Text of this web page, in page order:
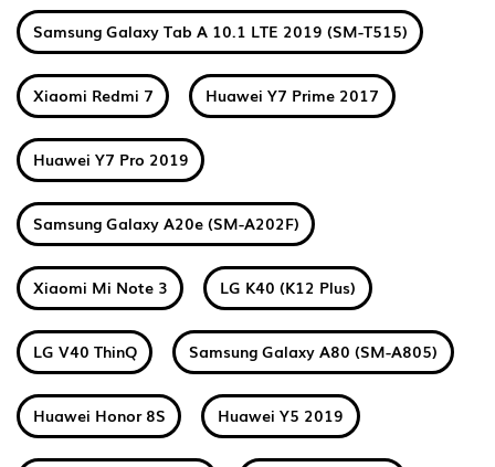
Samsung Galaxy Tab A 10.1 LTE 2019 (SM-T515)
Xiaomi Redmi 7 Huawei Y7 Prime 2017
Huawei Y7 Pro 2019
Samsung Galaxy A20e (SM-A202F)
Xiaomi Mi Note 3 LG K40 (K12 Plus)
LG V40 ThinQ Samsung Galaxy A80 (SM-A805)
Huawei Honor 8S Huawei Y5 2019